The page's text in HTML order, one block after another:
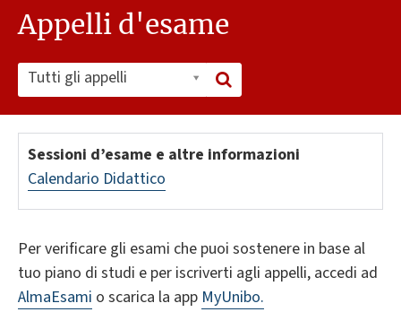
Appelli d'esame
Tutti gli appelli
Sessioni d’esame e altre informazioni
Calendario Didattico
Per verificare gli esami che puoi sostenere in base al
tuo piano di studi e per iscriverti agli appelli, accedi ad
AlmaEsami o scarica la app MyUnibo.